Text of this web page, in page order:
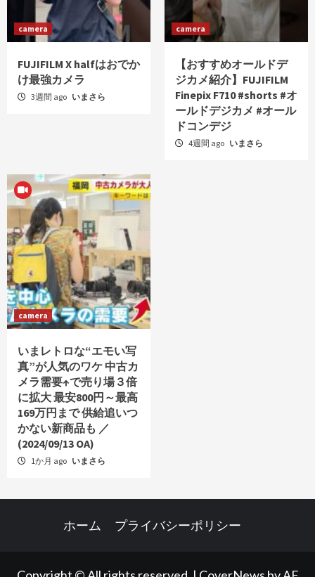
camera
FUJIFILM X halfはおでか
け最強カメラ
3週間 ago いまさら
camera
【おすすめオールドデ
ジカメ紹介】FUJIFILM
Finepix F710 #shorts #オ
ールドデジカメ #オール
ドコンデジ
4週間 ago いまさら
camera
いまレトロな“エモい写
真”が人気のワケ 中古カ
メラ需要↑で売り場３倍
に拡大 最安800円～最高
169万円まで 供給追いつ
かない新商品も ／
(2024/09/13 OA)
1か月 ago いまさら
ホーム プライバシーポリシー